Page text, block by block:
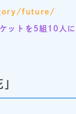
future/
ットを5組10人